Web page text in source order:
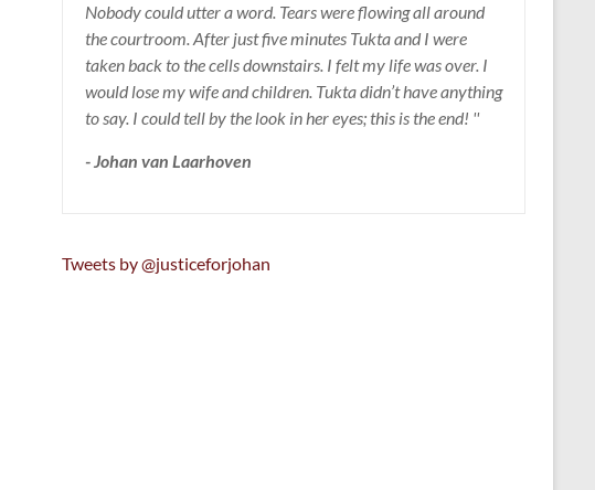
Nobody could utter a word. Tears were flowing all around
the courtroom. After just five minutes Tukta and I were
taken back to the cells downstairs. I felt my life was over. I
would lose my wife and children. Tukta didn’t have anything
to say. I could tell by the look in her eyes; this is the end! ''
- Johan van Laarhoven
Tweets by @justiceforjohan